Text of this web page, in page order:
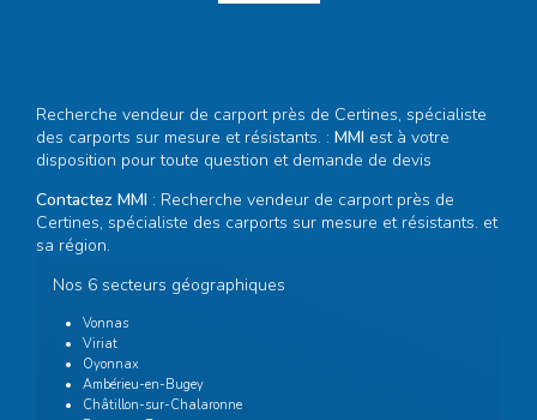
Recherche vendeur de carport près de Certines, spécialiste
des carports sur mesure et résistants. : MMI est à votre
disposition pour toute question et demande de devis
Contactez MMI : Recherche vendeur de carport près de
Certines, spécialiste des carports sur mesure et résistants. et
sa région.
Nos 6 secteurs géographiques
Vonnas
Viriat
Oyonnax
Ambérieu-en-Bugey
Châtillon-sur-Chalaronne